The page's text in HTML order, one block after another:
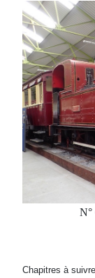
N°
Chapitres à